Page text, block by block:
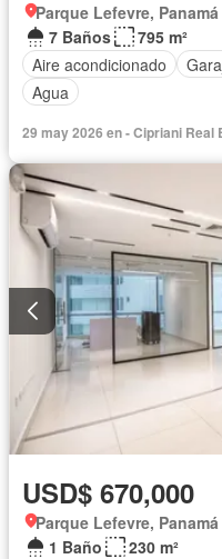
Parque Lefevre, Panamá
7 Baños
795 m²
Aire acondicionado
Agua
29 may 2026 en - Cipriani Real
USD$ 670,000
Parque Lefevre, Panamá
1 Baño
230 m²